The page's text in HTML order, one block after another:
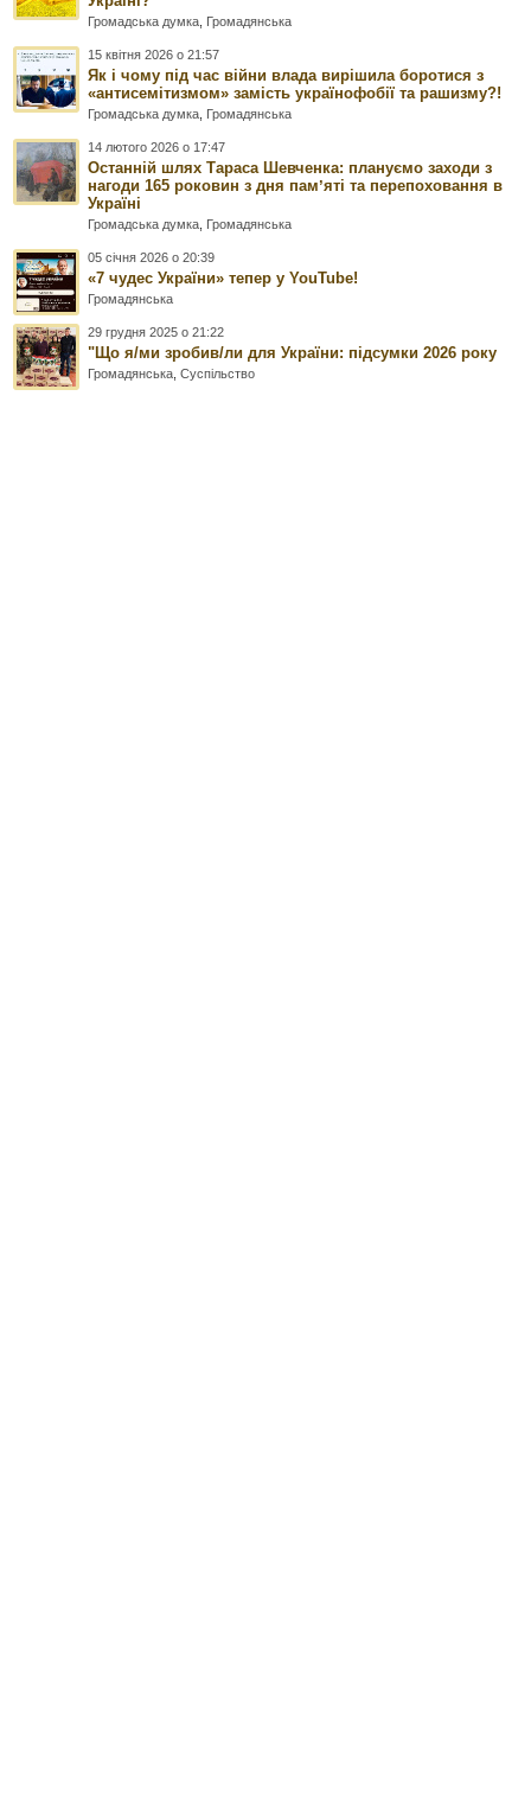
Громадська думка Громадянська
15 квітня 2026 о 21:57
Як і чому під час війни влада вирішила боротися з
«антисемітизмом» замість українофобії та рашизму?!
Громадська думка Громадянська
14 лютого 2026 о 17:47
Останній шлях Тараса Шевченка: плануємо заходи з
нагоди 165 роковин з дня памʼяті та перепоховання в
Україні
Громадська думка Громадянська
05 січня 2026 о 20:39
«7 чудес України» тепер у YouTube!
Громадянська
29 грудня 2025 о 21:22
"Що я/ми зробив/ли для України: підсумки 2026 року
Громадянська ,Суспільство